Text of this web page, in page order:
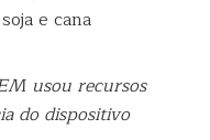
usou recursos
do dispositivo